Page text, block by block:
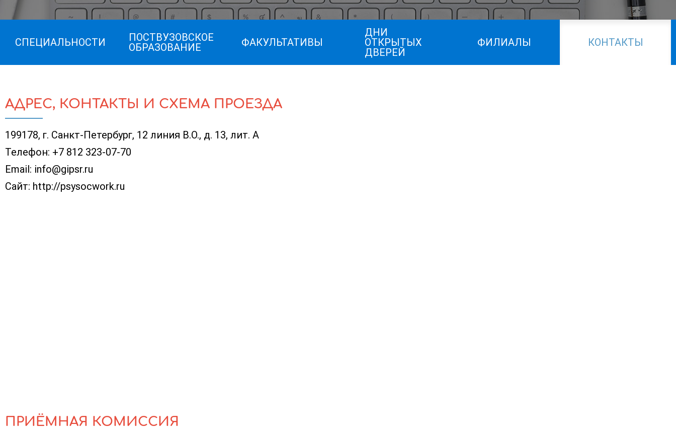
СПЕЦИАЛЬНОСТИ
ПОСТВУЗОВСКОЕ
ОБРАЗОВАНИЕ
ФАКУЛЬТАТИВЫ
ДНИ
ОТКРЫТЫХ
ДВЕРЕЙ
ФИЛИАЛЫ КОНТАКТЫ
АДРЕС, КОНТАКТЫ И СХЕМА ПРОЕЗДА
199178, г. Санкт-Петербург, 12 линия В.О., д. 13, лит. А
Телефон: +7 812 323-07-70
Email: info@gipsr.ru
Сайт: http://psysocwork.ru
ПРИЁМНАЯ КОМИССИЯ